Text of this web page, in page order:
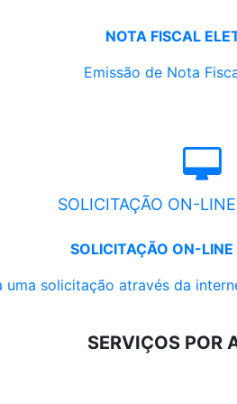
NOTA FISCAL
Emissão de Nota
SOLICITAÇÃO ON-
SOLICITAÇÃO ON-LINE
uma solicitação através da
SERVIÇOS POR